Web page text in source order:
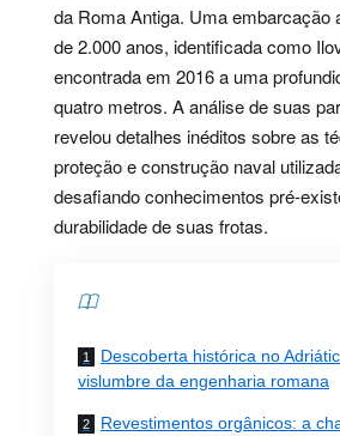
da Roma Antiga. Uma embarcação
de 2.000 anos, identificada como
encontrada em 2016 a uma
quatro metros. A análise de suas
revelou detalhes inéditos sobre as
proteção e construção naval
desafiando conhecimentos pré-
durabilidade de suas frotas.
Descoberta histórica no
vislumbre da engenharia romana
Revestimentos orgânicos: a